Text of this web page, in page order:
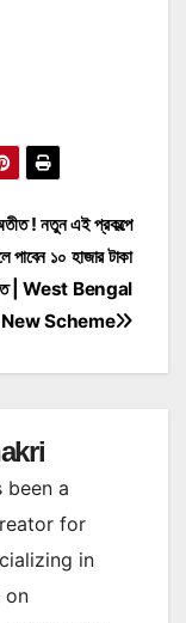
অতীত ! নতুন এই প্রকল্পে
পাবেন ১০ হাজার টাকা
| West Bengal
Scheme
been a
for
in
on